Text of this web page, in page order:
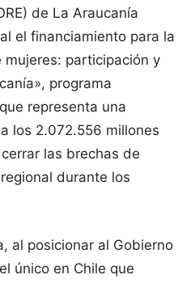
de La Araucanía
el financiamiento para la
mujeres: participación y
programa
representa una
los 2.072.556 millones
las brechas de
durante los
al posicionar al Gobierno
único en Chile que